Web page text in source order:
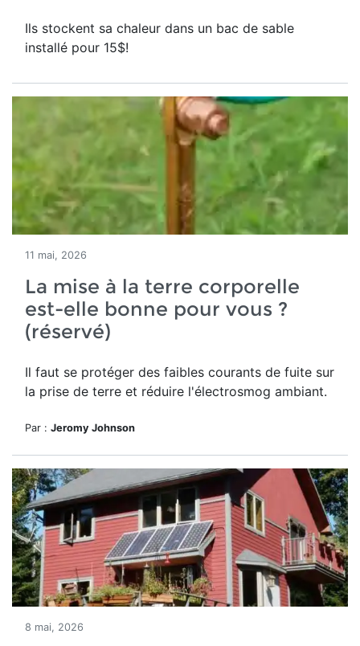
Ils stockent sa chaleur dans un bac de sable
installé pour 15$!
11 mai, 2026
La mise à la terre corporelle
est-elle bonne pour vous ?
(réservé)
Il faut se protéger des faibles courants de fuite sur
la prise de terre et réduire l'électrosmog ambiant.
Par : Jeromy Johnson
8 mai, 2026